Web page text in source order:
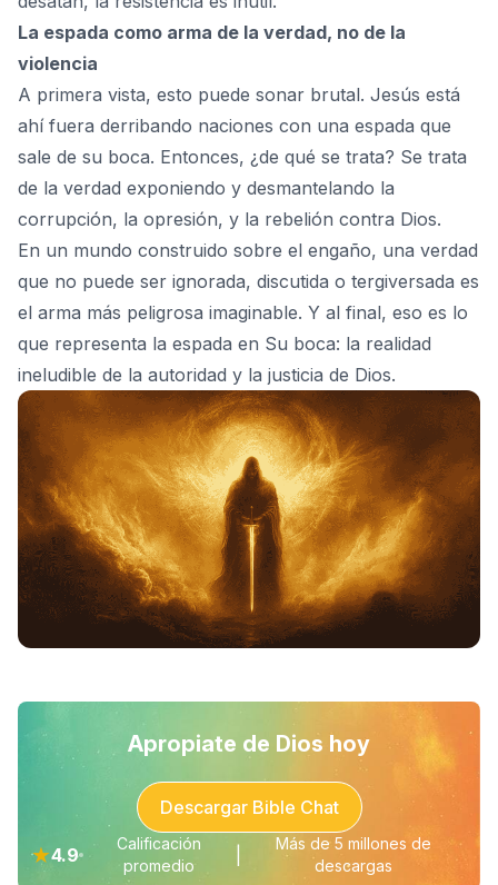
La espada como arma de la verdad, no de la
violencia
A primera vista, esto puede sonar brutal. Jesús está
ahí fuera derribando naciones con una espada que
sale de su boca. Entonces, ¿de qué se trata? Se trata
de la verdad exponiendo y desmantelando la
corrupción, la opresión, y la rebelión contra Dios.
En un mundo construido sobre el engaño, una verdad
que no puede ser ignorada, discutida o tergiversada es
el arma más peligrosa imaginable. Y al final, eso es lo
que representa la espada en Su boca: la realidad
ineludible de la autoridad y la justicia de Dios.
Apropiate de Dios hoy
Descargar Bible Chat
★4.9
Calificación
promedio
Más de 5 millones de
descargas